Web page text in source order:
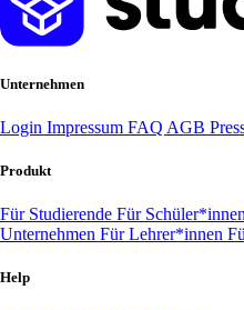
Unternehmen
Login Impressum FAQ AGB
Produkt
Für Studierende Für Schüler*innen
Unternehmen Für Lehrer*innen
Help